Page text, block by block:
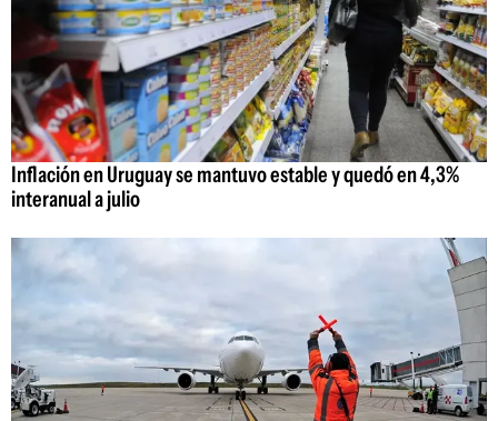
Inflación en Uruguay se mantuvo estable y quedó en 4,3%
interanual a julio